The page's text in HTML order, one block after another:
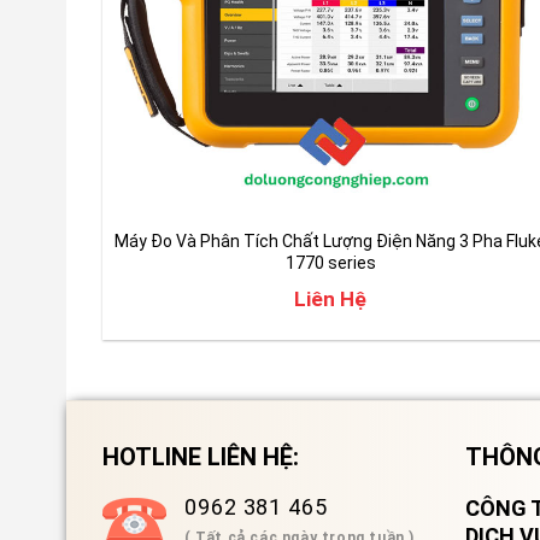
Máy Đo Và Phân Tích Chất Lượng Điện Năng 3 Pha
1770 series
Liên Hệ
HOTLINE LIÊN HỆ:
0962 381 465
CÔNG